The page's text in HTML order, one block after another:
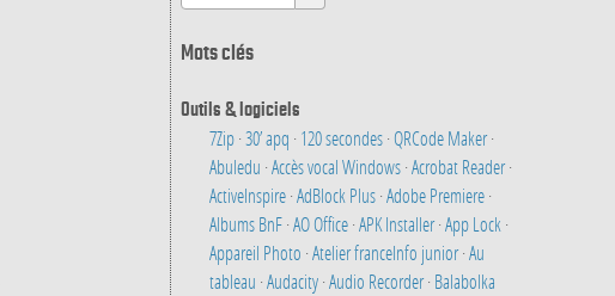
Mots clés
Outils & logiciels
7Zip·30’ apq · 120 secondes· QRCode Maker·
Abuledu ·Accès vocal Windows·Acrobat Reader·
ActiveInspire·AdBlock Plus·Adobe Premiere·
Albums BnF·AO Office·APK Installer·App Lock ·
Appareil Photo ·Atelier franceInfo junior·Au
tableau ·Audacity·Audio Recorder· Balabolka